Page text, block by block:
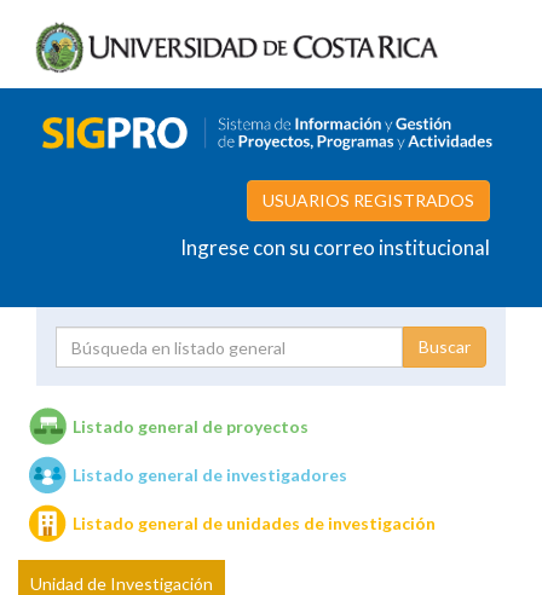
USUARIOS REGISTRADOS
Ingrese con su correo institucional
Unidades de investigación
Listado general de proyectos
Listado general de investigadores
Listado general de unidades de investigación
Unidad de Investigación